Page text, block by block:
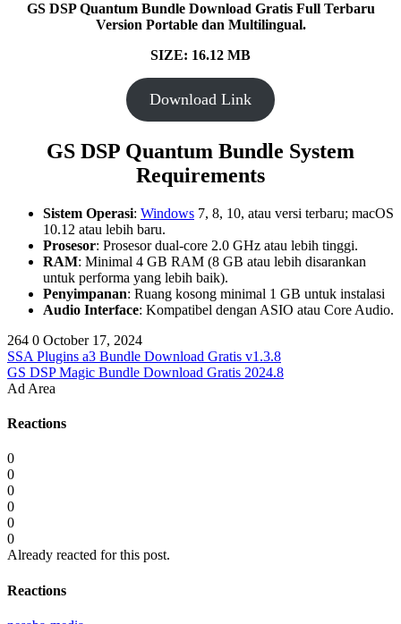
GS DSP Quantum Bundle Download Gratis Full Terbaru
Version Portable dan Multilingual.
SIZE: 16.12 MB
Download Link
GS DSP Quantum Bundle System
Requirements
Sistem Operasi: Windows 7, 8, 10, atau versi terbaru; macOS
10.12 atau lebih baru.
Prosesor: Prosesor dual-core 2.0 GHz atau lebih tinggi.
RAM: Minimal 4 GB RAM (8 GB atau lebih disarankan
untuk performa yang lebih baik).
Penyimpanan: Ruang kosong minimal 1 GB untuk instalasi
Audio Interface: Kompatibel dengan ASIO atau Core Audio.
264 0 October 17, 2024
SSA Plugins a3 Bundle Download Gratis v1.3.8
GS DSP Magic Bundle Download Gratis 2024.8
Ad Area
Reactions
0
0
0
0
0
0
Already reacted for this post.
Reactions